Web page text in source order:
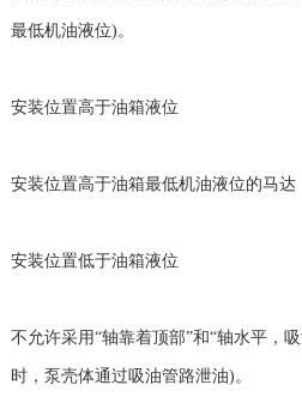
最低机油液位)。
安装位置高于油箱液位
安装位置高于油箱最低机油液位的马达
安装位置低于油箱液位
不允许采用“轴靠着顶部”和“轴水平，
时，泵壳体通过吸油管路泄油)。